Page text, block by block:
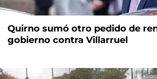
Quirno sumó otro pedido de
gobierno contra Villarruel